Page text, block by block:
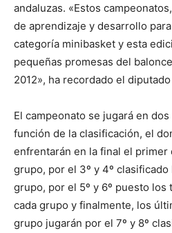
andaluzas. «Estos
de aprendizaje y desarrollo
categoría minibasket y esta
pequeñas promesas del
2012», ha recordado el
El campeonato se jugará en
función de la clasificación, el
enfrentarán en la final el primer
grupo, por el 3º y 4º
grupo, por el 5º y 6º puesto
cada grupo y finalmente, los
grupo jugarán por el 7º y 8º